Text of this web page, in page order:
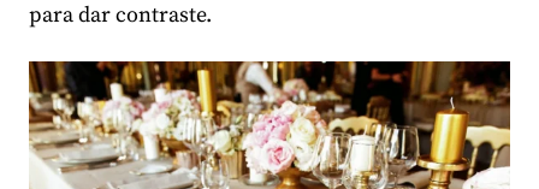
para dar contraste.